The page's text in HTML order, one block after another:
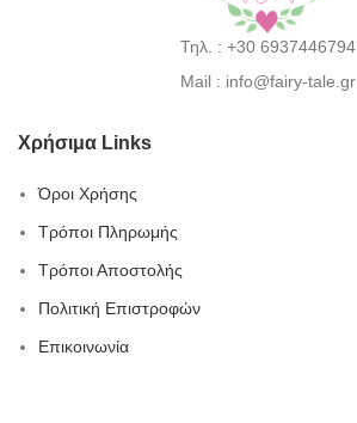
Τηλ. : +30 6937446794
Mail : info@fairy-tale.gr
Χρήσιμα Links
Όροι Χρήσης
Τρόποι Πληρωμής
Τρόποι Αποστολής
Πολιτική Επιστροφών
Επικοινωνία